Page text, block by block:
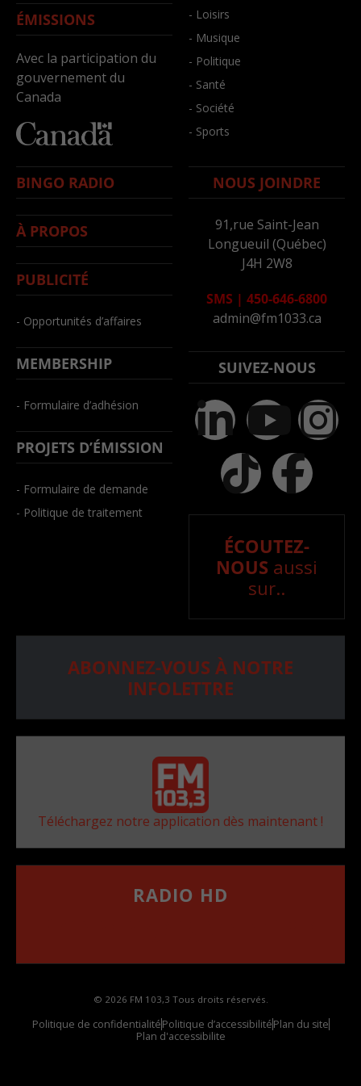
ÉMISSIONS
Avec la participation du
gouvernement du
Canada
- Loisirs
- Musique
- Politique
- Santé
- Société
- Sports
BINGO RADIO
À PROPOS
PUBLICITÉ
- Opportunités d’affaires
MEMBERSHIP
- Formulaire d’adhésion
PROJETS D’ÉMISSION
- Formulaire de demande
- Politique de traitement
NOUS JOINDRE
91,rue Saint-Jean
Longueuil (Québec)
J4H 2W8
SMS | 450-646-6800
admin@fm1033.ca
SUIVEZ-NOUS
ÉCOUTEZ-
NOUS aussi
sur..
ABONNEZ-VOUS À NOTRE
INFOLETTRE
Téléchargez notre application dès maintenant !
RADIO HD
© 2026 FM 103,3 Tous droits réservés.
Politique de confidentialitéPolitique d’accessibilitéPlan du site
Plan d'accessibilite